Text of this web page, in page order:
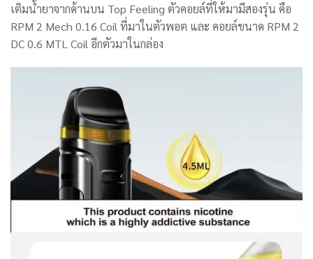
เติมน้ำยาจากด้านบน Top Feeling ตัวคอยล์ที่ให้มามีสองรุ่น คือ
RPM 2 Mech 0.16 Coil ที่มาในตัวพอต และ คอยล์ขนาด RPM 2
DC 0.6 MTL Coil อีกตัวมาในกล่อง